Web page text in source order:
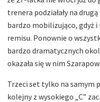
trenera podziałały na
bardzo mobilizująco, gdyż
remisu. Ponownie o
bardzo dramatycznych
okazała się w nim
Trzeci set tylko na samym
kolejny z wysokiego „C”